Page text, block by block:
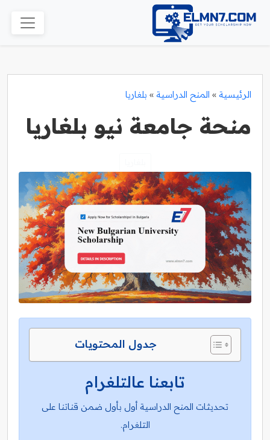
الرئيسية » المنح الدراسية » بلغاريا
منحة جامعة نيو بلغاريا
جدول المحتويات
تابعنا عالتلغرام
تحديثات المنح الدراسية أول بأول ضمن قناتنا على
التلغرام.